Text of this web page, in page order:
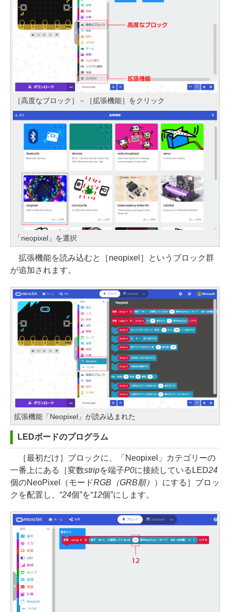
［高度なブロック］－［拡張機能］をクリック
「neopixel」を選択
拡張機能を読み込むと［neopixel］というブロック群
が追加されます。
拡張機能「Neopixel」が読み込まれた
LEDボードのプログラム
［最初だけ］ブロックに、「Neopixel」カテゴリーの
一番上にある［変数stripを端子P0に接続しているLED24
個のNeoPixel（モードRGB（GRB順）
）にする］ブロッ
クを配置し、“24個”を“12個”にします。